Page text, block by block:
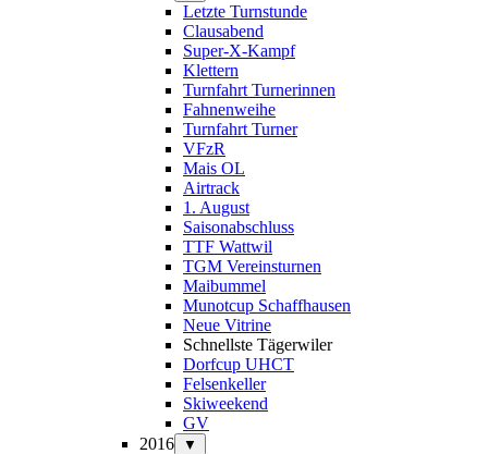
Letzte Turnstunde
Clausabend
Super-X-Kampf
Klettern
Turnfahrt Turnerinnen
Fahnenweihe
Turnfahrt Turner
VFzR
Mais OL
Airtrack
1. August
Saisonabschluss
TTF Wattwil
TGM Vereinsturnen
Maibummel
Munotcup Schaffhausen
Neue Vitrine
Schnellste Tägerwiler
Dorfcup UHCT
Felsenkeller
Skiweekend
GV
2016
▼